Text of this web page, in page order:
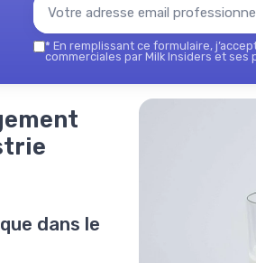
* En remplissant ce formulaire,
commerciales par Milk Insiders et ses
dans le